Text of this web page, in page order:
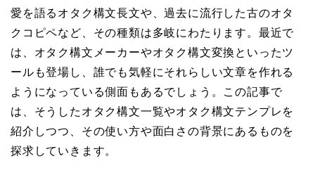
愛を語るオタク構文長文や、過去に流行した古のオタ
クコピペなど、その種類は多岐にわたります。最近で
は、オタク構文メーカーやオタク構文変換といったツ
ールも登場し、誰でも気軽にそれらしい文章を作れる
ようになっている側面もあるでしょう。この記事で
は、そうしたオタク構文一覧やオタク構文テンプレを
紹介しつつ、その使い方や面白さの背景にあるものを
探求していきます。